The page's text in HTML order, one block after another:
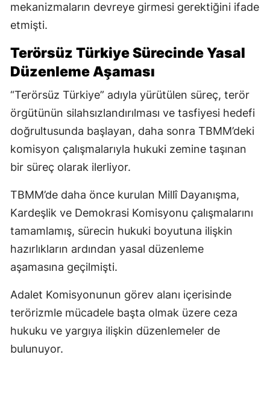
mekanizmaların devreye girmesi gerektiğini ifade
etmişti.
Terörsüz Türkiye Sürecinde Yasal
Düzenleme Aşaması
“Terörsüz Türkiye” adıyla yürütülen süreç, terör
örgütünün silahsızlandırılması ve tasfiyesi hedefi
doğrultusunda başlayan, daha sonra TBMM’deki
komisyon çalışmalarıyla hukuki zemine taşınan
bir süreç olarak ilerliyor.
TBMM’de daha önce kurulan Millî Dayanışma,
Kardeşlik ve Demokrasi Komisyonu çalışmalarını
tamamlamış, sürecin hukuki boyutuna ilişkin
hazırlıkların ardından yasal düzenleme
aşamasına geçilmişti.
Adalet Komisyonunun görev alanı içerisinde
terörizmle mücadele başta olmak üzere ceza
hukuku ve yargıya ilişkin düzenlemeler de
bulunuyor.